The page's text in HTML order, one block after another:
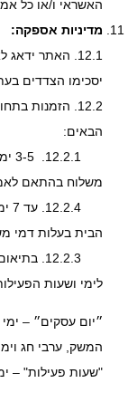
האשראי ו/או כל
מדיניות אספקה:
12.1.
האתר ידאג
יסכימו הצדדים
12.2.
הזמנות
הבאים:
משלוח בהתאם
הבית בעלות דמי
12.2.3.
לימי ושעות
״יום עסקים״ –
המשק, ערבי חג
"שעות פעילות" – ימי